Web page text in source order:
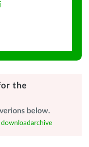
the
below.
downloadarchive